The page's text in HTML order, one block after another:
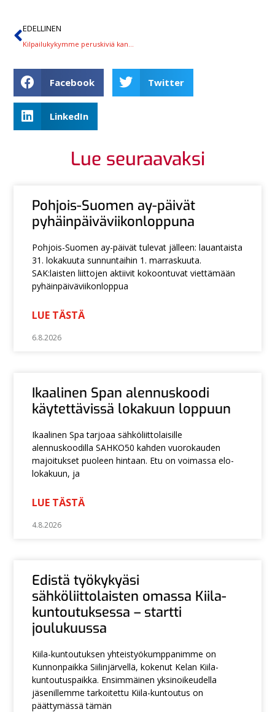
EDELLINEN
Facebook Twitter
LinkedIn
Lue seuraavaksi
Pohjois-Suomen ay-päivät
pyhäinpäiväviikonloppuna
Pohjois-Suomen ay-päivät tulevat jälleen: lauantaista
31. lokakuuta sunnuntaihin 1. marraskuuta.
SAK:laisten liittojen aktiivit kokoontuvat viettämään
pyhäinpäiväviikonloppua
LUE TÄSTÄ
6.8.2026
Ikaalinen Span alennuskoodi
käytettävissä lokakuun loppuun
Ikaalinen Spa tarjoaa sähköliittolaisille
alennuskoodilla SAHKO50 kahden vuorokauden
majoitukset puoleen hintaan. Etu on voimassa elo-
lokakuun, ja
LUE TÄSTÄ
4.8.2026
Edistä työkykyäsi
sähköliittolaisten omassa Kiila-
kuntoutuksessa – startti
joulukuussa
Kiila-kuntoutuksen yhteistyökumppanimme on
Kunnonpaikka Siilinjärvellä, kokenut Kelan Kiila-
kuntoutuspaikka. Ensimmäinen yksinoikeudella
jäsenillemme tarkoitettu Kiila-kuntoutus on
päättymässä tämän